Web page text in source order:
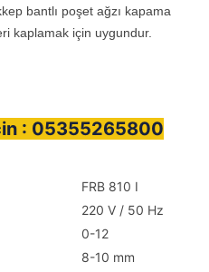
bantlı poşet ağzı kapama
kaplamak için uygundur.
: 05355265800
FRB 810 I
220 V / 50 Hz
0-12
8-10 mm